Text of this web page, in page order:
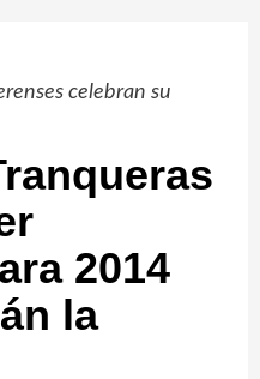
celebran su
2014
la